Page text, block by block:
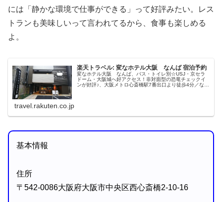
には「静かな環境で仕事ができる」って好評みたい。レス
トランも美味しいって言われてるから、食事も楽しめる
よ。
楽天トラベル: 変なホテル大阪 なんば 宿泊予約
変なホテル大阪 なんば、バス・トイレ別☆USJ・京セラ
ドーム・大阪城へ好アクセス！非対面型の恐竜チェックイ
ンが好評♪、大阪メトロ心斎橋駅7番出口より徒歩4分／なん
travel.rakuten.co.jp
基本情報
住所
〒542-0086大阪府大阪市中央区西心斎橋2-10-16